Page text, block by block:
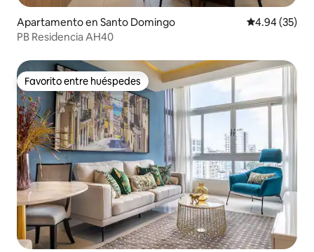
Apartamento en Santo Domingo Calificación
4.94 (35)
PB Residencia AH40
Favorito entre huéspedes
Favorito entre huéspedes